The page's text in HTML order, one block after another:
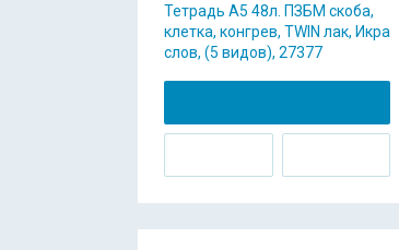
Тетрадь А5 48л. ПЗБМ скоба,
клетка, конгрев, TWIN лак, Икра
слов, (5 видов), 27377